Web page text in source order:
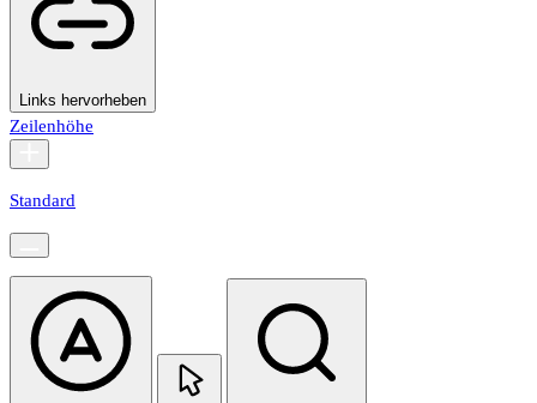
Links hervorheben
Zeilenhöhe
Standard